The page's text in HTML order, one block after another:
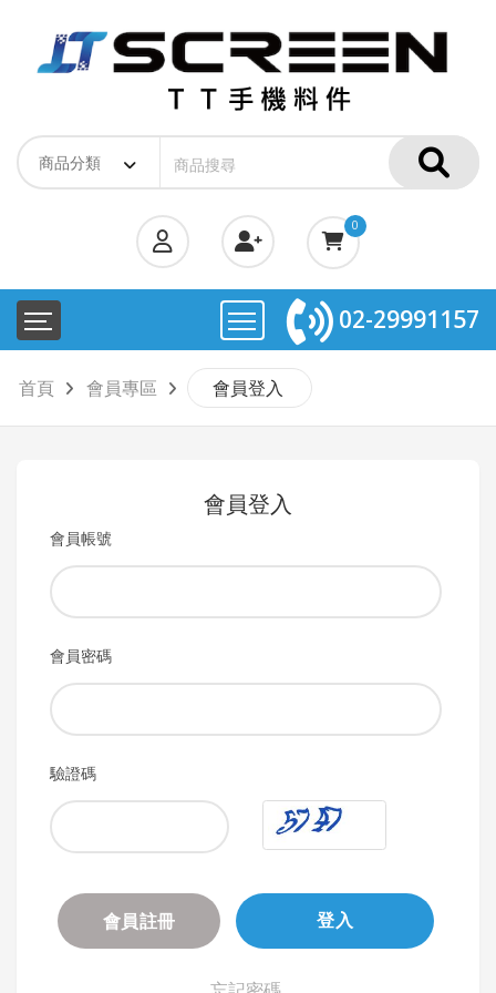
0
02-29991157
首頁 會員專區 會員登入
會員登入
會員帳號
會員密碼
驗證碼
會員註冊 登入